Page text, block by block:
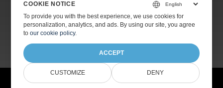
网站
© Aspose Pty Ltd 2001-2026.版权所有。
COOKIE NOTICE
To provide you with the best experience, we use cookies for
personalization, analytics, and ads. By using our site, you agree
toour cookie policy.
ACCEPT
CUSTOMIZE DENY